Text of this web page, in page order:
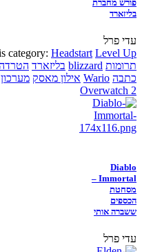
פורש מחברת
בליזארד
עדי פרל
category: Headstart Level Up
תרומות blizzard בליזארד הטרדה
כתבה Wario אילון מאסק מערכון
Overwatch 2
Diablo
Immortal –
מסחטת
הכספים
ששברה אותי
עדי פרל